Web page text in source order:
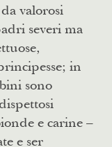
valorosi
severi ma
in
sono
e carine –
e ser